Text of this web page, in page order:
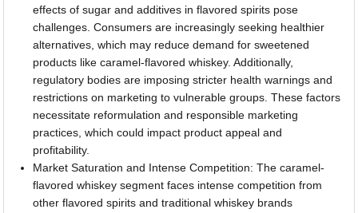
effects of sugar and additives in flavored spirits pose
challenges. Consumers are increasingly seeking healthier
alternatives, which may reduce demand for sweetened
products like caramel-flavored whiskey. Additionally,
regulatory bodies are imposing stricter health warnings and
restrictions on marketing to vulnerable groups. These factors
necessitate reformulation and responsible marketing
practices, which could impact product appeal and
profitability.
Market Saturation and Intense Competition: The caramel-
flavored whiskey segment faces intense competition from
other flavored spirits and traditional whiskey brands